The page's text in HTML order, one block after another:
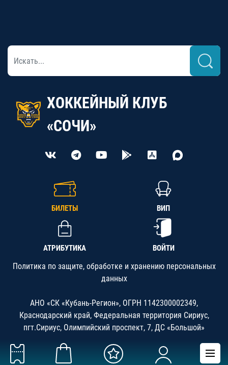
ХОККЕЙНЫЙ КЛУБ
«СОЧИ»
БИЛЕТЫ ВИП
АТРИБУТИКА ВОЙТИ
Политика по защите, обработке и хранению персональных
данных
АНО «СК «Кубань-Регион», ОГРН 1142300002349,
Краснодарский край, Федеральная территория Сириус,
пгт.Сириус, Олимпийский проспект, 7, ДС «Большой»